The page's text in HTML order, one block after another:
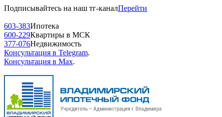
Подписывайтесь на наш тг-каналПерейти
603-383Ипотека
600-229Квартиры в МСК
377-076Недвижимость
Консультация в Telegram.
Консультация в Max.